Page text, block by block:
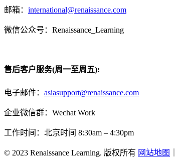
邮箱： international@renaissance.com
微信公众号：Renaissance_Learning
售后客户服务(周一至周五):
电子邮件： asiasupport@renaissance.com
企业微信群：Wechat Work
工作时间：北京时间 8:30am – 4:30pm
© 2023 Renaissance Learning. 版权所有 网站地图